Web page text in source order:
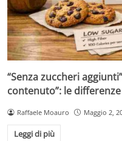
“Senza zuccheri
contenuto”: le
Raffaele Moauro Maggio 2,
Leggi di più